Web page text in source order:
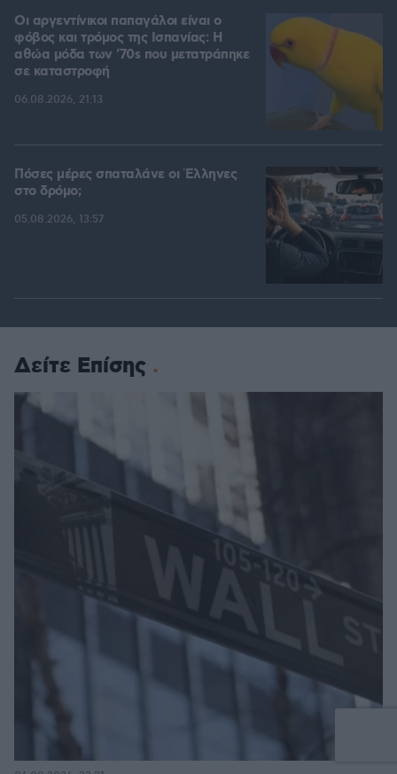
Οι αργεντίνικοι παπαγάλοι είναι ο
φόβος και τρόμος της Ισπανίας: Η
αθώα μόδα των '70s που μετατράπηκε
σε καταστροφή
06.08.2026, 21:13
Πόσες μέρες σπαταλάνε οι Έλληνες
στο δρόμο;
05.08.2026, 13:57
Δείτε Επίσης